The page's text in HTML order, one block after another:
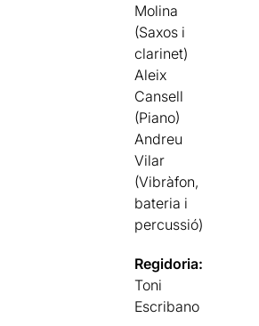
Molina
(Saxos i
clarinet)
Aleix
Cansell
(Piano)
Andreu
Vilar
(Vibràfon,
bateria i
percussió)
Regidoria:
Toni
Escribano